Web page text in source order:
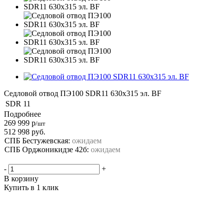
Седловой отвод ПЭ100 SDR11 630х315 эл. BF
SDR 11
Подробнее
269 999 р/шт
512 998 руб.
СПБ Бестужевская: ожидаем
СПБ Орджоникидзе 42б: ожидаем
-
+
В корзину
Купить в 1 клик